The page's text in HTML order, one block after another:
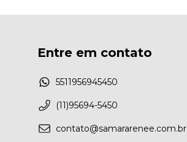
Entre em contato
5511956945450
(11)95694-5450
contato@samararenee.com.br